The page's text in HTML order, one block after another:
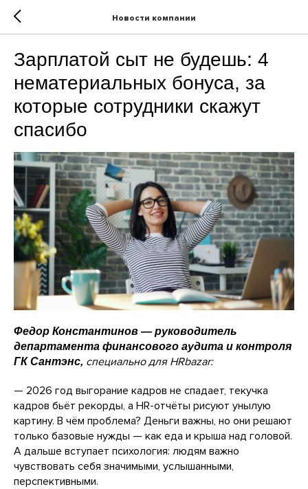
Новости компании
Зарплатой сыт не будешь: 4
нематериальных бонуса, за
которые сотрудники скажут
спасибо
Федор Константинов — руководитель
департамента финансового аудита и контроля
ГК Сантэнс, специально для HRbazar:
— 2026 год выгорание кадров не спадает, текучка
кадров бьёт рекорды, а HR-отчёты рисуют унылую
картину. В чём проблема? Деньги важны, но они решают
только базовые нужды — как еда и крыша над головой.
А дальше вступает психология: людям важно
чувствовать себя значимыми, услышанными,
перспективными.